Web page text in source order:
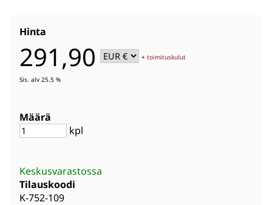
Hinta
291,90 +toimituskulut
Sis. alv 25.5 %
Määrä
kpl
Keskusvarastossa
Tilauskoodi
K-752-109